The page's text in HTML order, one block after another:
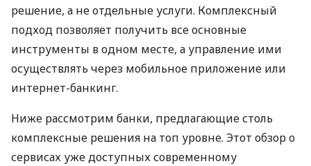
решение, а не отдельные услуги. Комплексный
подход позволяет получить все основные
инструменты в одном месте, а управление ими
осуществлять через мобильное приложение или
интернет-банкинг.
Ниже рассмотрим банки, предлагающие столь
комплексные решения на топ уровне. Этот обзор о
сервисах уже доступных современному